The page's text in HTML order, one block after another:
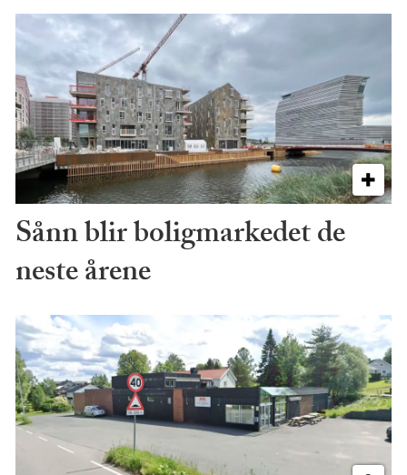
Sånn blir boligmarkedet de
neste årene